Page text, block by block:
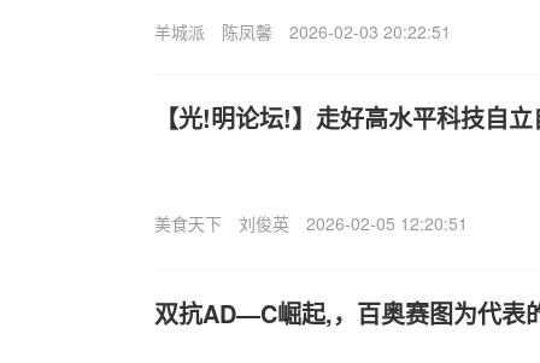
羊城派 陈凤馨 2026-02-03 20:22:51
【光!明论坛!】走好高水平科技自
美食天下 刘俊英 2026-02-05 12:20:51
双抗AD—C崛起,，百奥赛图为代表